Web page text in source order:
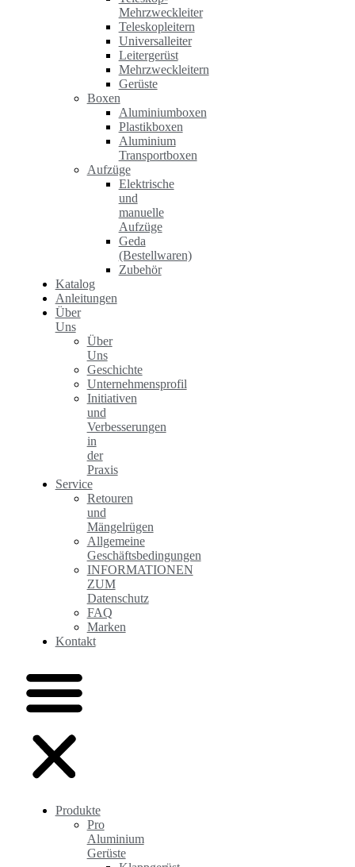
Mehrzweckleiter
Teleskopleitern
Universalleiter
Leitergerüst
Mehrzweckleitern
Gerüste
Boxen
Aluminiumboxen
Plastikboxen
Aluminium
Transportboxen
Aufzüge
Elektrische
und
manuelle
Aufzüge
Geda
(Bestellwaren)
Zubehör
Katalog
Anleitungen
Über
Uns
Über
Uns
Geschichte
Unternehmensprofil
Initiativen
und
Verbesserungen
in
der
Praxis
Service
Retouren
und
Mängelrügen
Allgemeine
Geschäftsbedingungen
INFORMATIONEN
ZUM
Datenschutz
FAQ
Marken
Kontakt
Produkte
Pro
Aluminium
Gerüste